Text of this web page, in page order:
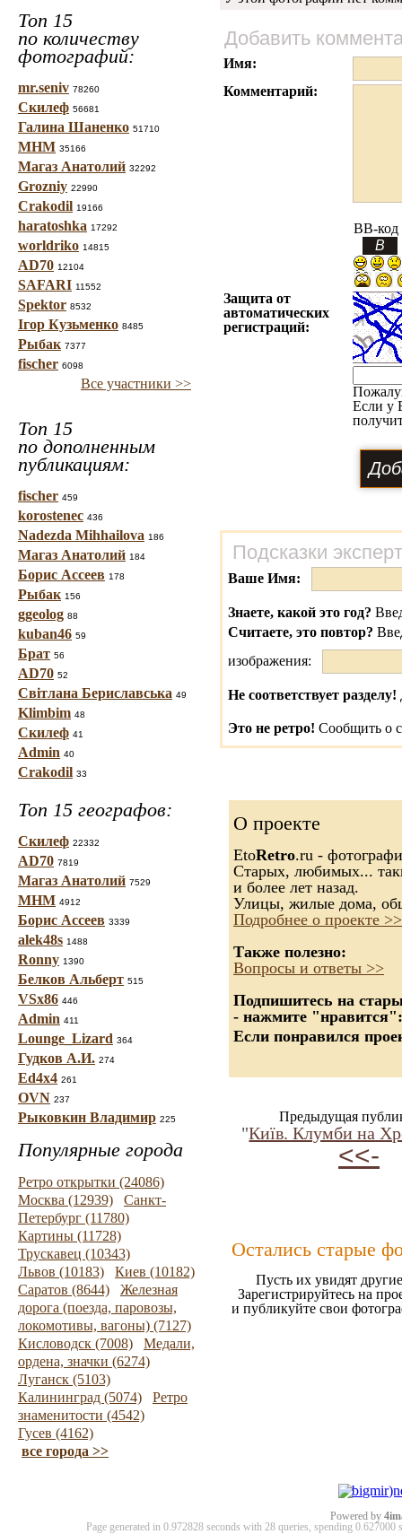
Топ 15
по количеству
фотографий:
mr.seniv 78260
Скилеф 56681
Галина Шаненко 51710
МНМ 35166
Магаз Анатолий 32292
Grozniy 22990
Crakodil 19166
haratoshka 17292
worldriko 14815
AD70 12104
SAFARI 11552
Spektor 8532
Ігор Кузьменко 8485
Рыбак 7377
fischer 6098
Все участники >>
Топ 15
по дополненным
публикациям:
fischer 459
korostenec 436
Nadezda Mihhailova 186
Магаз Анатолий 184
Борис Ассеев 178
Рыбак 156
ggeolog 88
kuban46 59
Брат 56
AD70 52
Світлана Бериславська 49
Klimbim 48
Скилеф 41
Admin 40
Crakodil 33
Топ 15 географов:
Скилеф 22332
AD70 7819
Магаз Анатолий 7529
МНМ 4912
Борис Ассеев 3339
alek48s 1488
Ronny 1390
Белков Альберт 515
VSx86 446
Admin 411
Lounge_Lizard 364
Гудков А.И. 274
Ed4x4 261
OVN 237
Рыковкин Владимир 225
Популярные города
Ретро открытки (24086)
Москва (12939)
Санкт-
Петербург (11780)
Картины (11728)
Трускавец (10343)
Львов (10183)
Киев (10182)
Саратов (8644)
Железная
дорога (поезда, паровозы,
локомотивы, вагоны) (7127)
Кисловодск (7008)
Медали,
ордена, значки (6274)
Луганск (5103)
Калининград (5074)
Ретро
знаменитости (4542)
Гусев (4162)
все города >>
Добавить
Имя:
Комментарий:
BB-код
Защита от
автоматических
регистраций:
Если у
Подсказки
Ваше Имя:
Знаете, какой это год?
Считаете, это повтор?
изображения:
Не соответствует разделу!
Это не ретро! Сообщить о
О проекте
EtoRetro.ru -
Старых, любимых...
и более лет назад.
Улицы, жилые дома,
Подробнее о проекте >>
Также полезно:
Вопросы и ответы >>
Подпишитесь на
- нажмите "нравится":
Если понравился
Предыдущая
"Київ. Клумби на
<<-
Остались старые
Пусть их увидят
Зарегистрируйтесь на
и публикуйте свои
Powered by
Page generated in 0.972828 seconds with 28 queries, spending